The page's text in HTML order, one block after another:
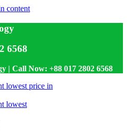
content
6568
| Call Now: +88 017 2802 6568